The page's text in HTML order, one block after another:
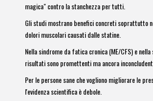
magica" contro la stanchezza per tutti.
Gli studi mostrano benefici concreti soprattutto
dolori muscolari causati dalle statine.
Nella sindrome da fatica cronica (ME/CFS) e
risultati sono promettenti ma ancora
Per le persone sane che vogliono migliorare le
l'evidenza scientifica è debole.